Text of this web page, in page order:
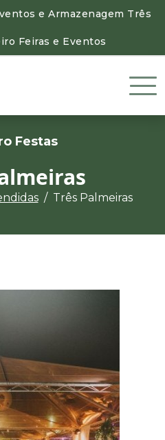
e Armazenagem Três
Feiras e Eventos
Festas
Três Palmeiras